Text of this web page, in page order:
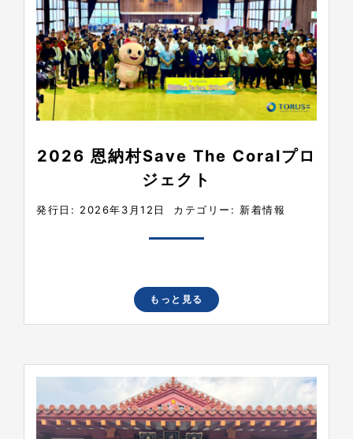
2026 恩納村Save The Coralプロ
ジェクト
発行日: 2026年3月12日 カテゴリー: 新着情報
もっと見る